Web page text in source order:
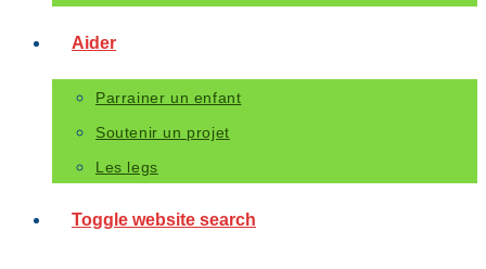
Aider
Parrainer un enfant
Soutenir un projet
Les legs
Toggle website search